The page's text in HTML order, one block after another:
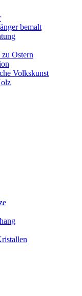
bemalt
Ostern
Volkskunst